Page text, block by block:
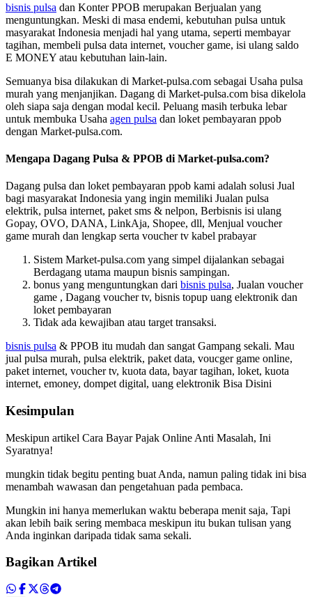
bisnis pulsa dan Konter PPOB merupakan Berjualan yang
menguntungkan. Meski di masa endemi, kebutuhan pulsa untuk
masyarakat Indonesia menjadi hal yang utama, seperti membayar
tagihan, membeli pulsa data internet, voucher game, isi ulang saldo
E MONEY atau kebutuhan lain-lain.
Semuanya bisa dilakukan di Market-pulsa.com sebagai Usaha pulsa
murah yang menjanjikan. Dagang di Market-pulsa.com bisa dikelola
oleh siapa saja dengan modal kecil. Peluang masih terbuka lebar
untuk membuka Usaha agen pulsa dan loket pembayaran ppob
dengan Market-pulsa.com.
Mengapa Dagang Pulsa & PPOB di Market-pulsa.com?
Dagang pulsa dan loket pembayaran ppob kami adalah solusi Jual
bagi masyarakat Indonesia yang ingin memiliki Jualan pulsa
elektrik, pulsa internet, paket sms & nelpon, Berbisnis isi ulang
Gopay, OVO, DANA, LinkAja, Shopee, dll, Menjual voucher
game murah dan lengkap serta voucher tv kabel prabayar
Sistem Market-pulsa.com yang simpel dijalankan sebagai
Berdagang utama maupun bisnis sampingan.
bonus yang menguntungkan dari bisnis pulsa, Jualan voucher
game , Dagang voucher tv, bisnis topup uang elektronik dan
loket pembayaran
Tidak ada kewajiban atau target transaksi.
bisnis pulsa & PPOB itu mudah dan sangat Gampang sekali. Mau
jual pulsa murah, pulsa elektrik, paket data, voucger game online,
paket internet, voucher tv, kuota data, bayar tagihan, loket, kuota
internet, emoney, dompet digital, uang elektronik Bisa Disini
Kesimpulan
Meskipun artikel Cara Bayar Pajak Online Anti Masalah, Ini
Syaratnya!
mungkin tidak begitu penting buat Anda, namun paling tidak ini bisa
menambah wawasan dan pengetahuan pada pembaca.
Mungkin ini hanya memerlukan waktu beberapa menit saja, Tapi
akan lebih baik sering membaca meskipun itu bukan tulisan yang
Anda inginkan daripada tidak sama sekali.
Bagikan Artikel